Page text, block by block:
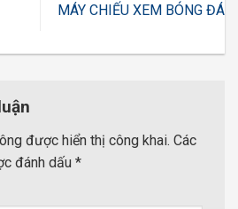
MÁY CHIẾU XEM BÓNG ĐÁ
được hiển thị công khai. Các
đánh dấu *